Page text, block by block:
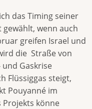
das Timing seiner
wenn auch
greifen Israel und
die Straße von
Gaskrise
Flüssiggas steigt,
Pouyanné im
Projekts könne